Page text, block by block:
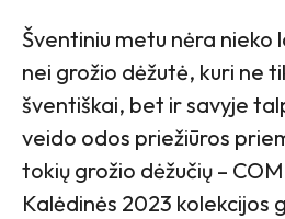
Šventiniu metu nėra nieko
nei grožio dėžutė, kuri ne
šventiškai, bet ir savyje
veido odos priežiūros
tokių grožio dėžučių –
Kalėdinės 2023 kolekcijos